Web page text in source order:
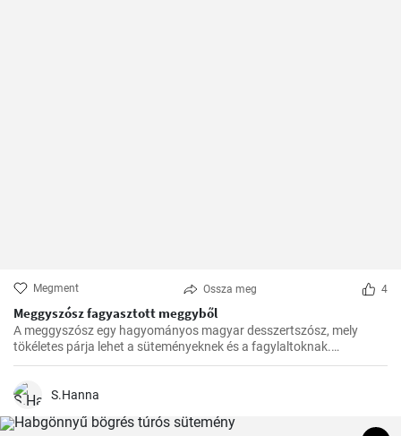
Megment Ossza meg 4
Meggyszósz fagyasztott meggyből
A meggyszósz egy hagyományos magyar desszertszósz, mely
tökéletes párja lehet a süteményeknek és a fagylaltoknak.
Fagyasztott meggyből készítve pedig bármikor élvezhetjük ezt a
S.Hanna